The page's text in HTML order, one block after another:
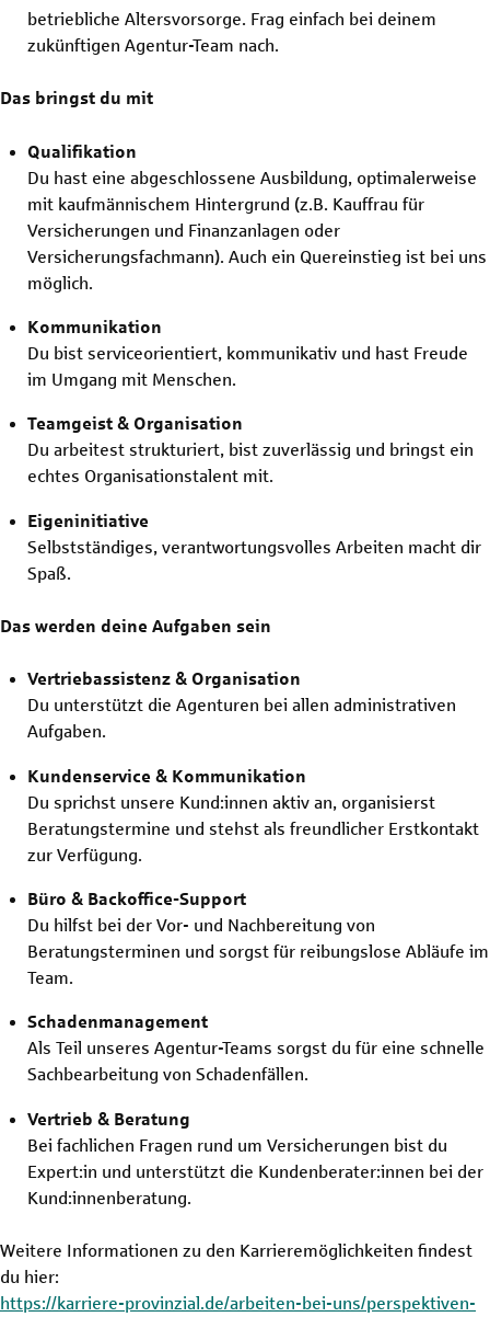
betriebliche Altersvorsorge. Frag einfach bei deinem
zukünftigen Agentur-Team nach.
Das bringst du mit
Qualifikation
Du hast eine abgeschlossene Ausbildung, optimalerweise
mit kaufmännischem Hintergrund (z.B. Kauffrau für
Versicherungen und Finanzanlagen oder
Versicherungsfachmann). Auch ein Quereinstieg ist bei uns
möglich.
Kommunikation
Du bist serviceorientiert, kommunikativ und hast Freude
im Umgang mit Menschen.
Teamgeist & Organisation
Du arbeitest strukturiert, bist zuverlässig und bringst ein
echtes Organisationstalent mit.
Eigeninitiative
Selbstständiges, verantwortungsvolles Arbeiten macht dir
Spaß.
Das werden deine Aufgaben sein
Vertriebassistenz & Organisation
Du unterstützt die Agenturen bei allen administrativen
Aufgaben.
Kundenservice & Kommunikation
Du sprichst unsere Kund:innen aktiv an, organisierst
Beratungstermine und stehst als freundlicher Erstkontakt
zur Verfügung.
Büro & Backoffice-Support
Du hilfst bei der Vor- und Nachbereitung von
Beratungsterminen und sorgst für reibungslose Abläufe im
Team.
Schadenmanagement
Als Teil unseres Agentur-Teams sorgst du für eine schnelle
Sachbearbeitung von Schadenfällen.
Vertrieb & Beratung
Bei fachlichen Fragen rund um Versicherungen bist du
Expert:in und unterstützt die Kundenberater:innen bei der
Kund:innenberatung.
Weitere Informationen zu den Karrieremöglichkeiten findest
du hier:
https://karriere-provinzial.de/arbeiten-bei-uns/perspektiven-